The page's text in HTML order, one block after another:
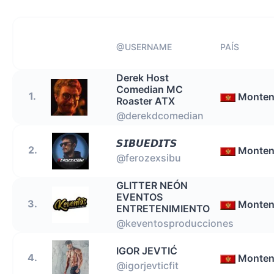
@USERNAME PAÍS
1.
Derek Host
Comedian MC
Roaster ATX
@derekdcomedian
2.
𝙎𝙄𝘽𝙐𝙀𝘿𝙄𝙏𝙎
@ferozexsibu
3.
GLITTER NEÓN
EVENTOS
ENTRETENIMIENTO
@keventosproducciones
4.
IGOR JEVTIĆ
@igorjevticfit